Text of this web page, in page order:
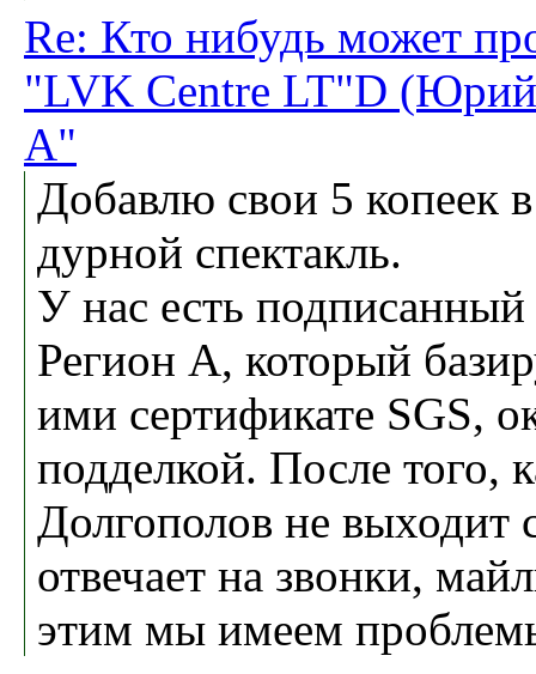
Re: Кто нибудь может
"LVK Centre LT"D
А"
Добавлю свои 5 копеек
дурной спектакль.
У нас есть
Регион А, который
ими сертификате SGS,
подделкой. После того,
Долгополов не выходит
отвечает на звонки,
этим мы имеем